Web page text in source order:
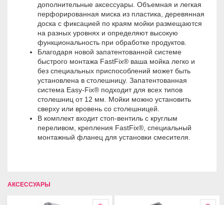
дополнительные аксессуары. Объемная и легкая
перфорированная миска из пластика, деревянная
доска с фиксацией по краям мойки размещаются
на разных уровнях и определяют высокую
функциональность при обработке продуктов.
Благодаря новой запатентованной системе
быстрого монтажа FastFix® ваша мойка легко и
без специальных приспособлений может быть
установлена в столешницу. Запатентованная
система Easy-Fix® подходит для всех типов
столешниц от 12 мм. Мойки можно установить
сверху или вровень со столешницей.
В комплект входит стоп-вентиль с круглым
переливом, крепления FastFix®, специальный
монтажный фланец для установки смесителя.
АКСЕССУАРЫ